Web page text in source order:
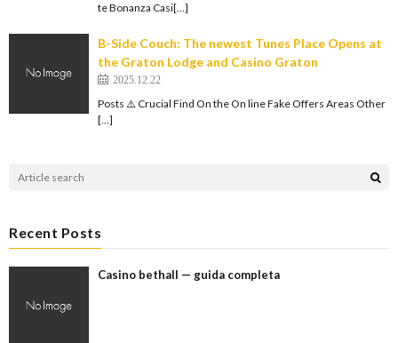
te Bonanza Casi[…]
B-Side Couch: The newest Tunes Place Opens at
the Graton Lodge and Casino Graton
2025.12.22
Posts ⚠️ Crucial Find On the On line Fake Offers Areas Other
[…]
Recent Posts
Casino bethall — guida completa